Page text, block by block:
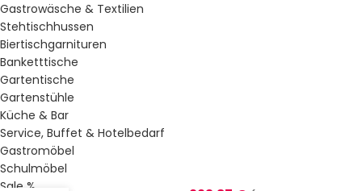
Gastrowäsche & Textilien
Stehtischhussen
Biertischgarnituren
Banketttische
Gartentische
Gartenstühle
Küche & Bar
Service, Buffet & Hotelbedarf
Gastromöbel
Schulmöbel
Sale %